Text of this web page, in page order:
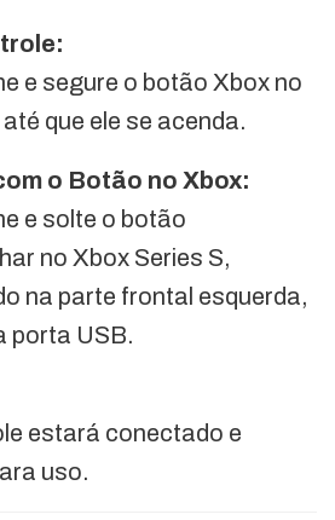
e segure o botão Xbox no
que ele se acenda.
o Botão no Xbox:
e solte o botão
no Xbox Series S,
na parte frontal esquerda,
porta USB.
estará conectado e
uso.